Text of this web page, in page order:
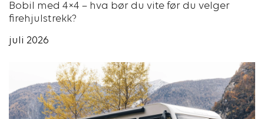
Bobil med 4×4 – hva bør du vite før du velger
firehjulstrekk?
juli 2026